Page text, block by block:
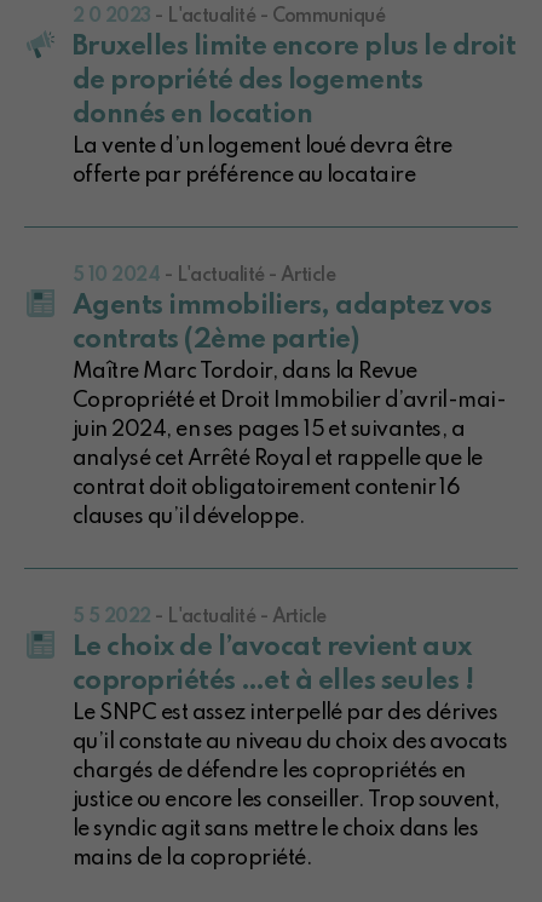
2 0 2023 - L'actualité - Communiqué
Bruxelles limite encore plus le droit
de propriété des logements
donnés en location
La vente d’un logement loué devra être
offerte par préférence au locataire
5 10 2024 - L'actualité - Article
Agents immobiliers, adaptez vos
contrats (2ème partie)
Maître Marc Tordoir, dans la Revue
Copropriété et Droit Immobilier d’avril-mai-
juin 2024, en ses pages 15 et suivantes, a
analysé cet Arrêté Royal et rappelle que le
contrat doit obligatoirement contenir 16
clauses qu’il développe.
5 5 2022 - L'actualité - Article
Le choix de l’avocat revient aux
copropriétés …et à elles seules !
Le SNPC est assez interpellé par des dérives
qu’il constate au niveau du choix des avocats
chargés de défendre les copropriétés en
justice ou encore les conseiller. Trop souvent,
le syndic agit sans mettre le choix dans les
mains de la copropriété.